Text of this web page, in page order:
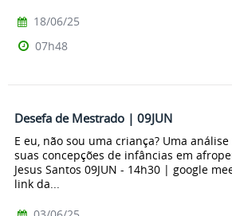
18/06/25
07h48
Desefa de Mestrado | 09JUN
E eu, não sou uma criança? Uma
suas concepções de infâncias em
Jesus Santos 09JUN - 14h30 | google
link da...